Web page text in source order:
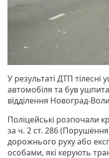
У результаті ДТП
автомобіля та був
відділення Новоград-
Поліцейські розпочали
за ч. 2 ст. 286
дорожнього руху або
особами, які керують